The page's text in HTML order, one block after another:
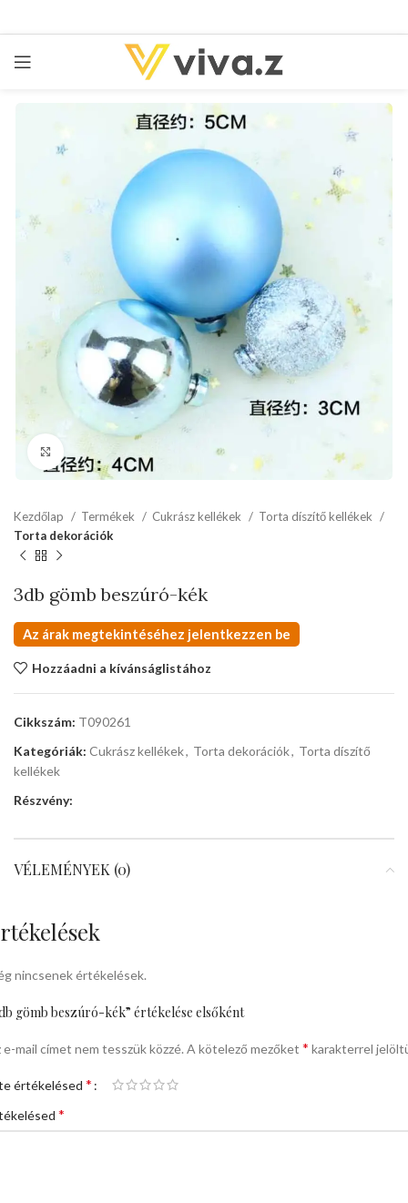
Kezdőlap Termékek Cukrász kellékek
Torta díszítő kellékek
Torta dekorációk
3db gömb beszúró-kék
Az árak megtekintéséhez jelentkezzen be
Hozzáadni a kívánságlistához
Cikkszám: T090261
Kategóriák: Cukrász kellékek, Torta dekorációk, Torta díszítő
kellékek
Részvény:
VÉLEMÉNYEK (0)
nincsenek értékelések.
gömb beszúró-kék” értékelése elsőként
e-mail címet nem tesszük közzé. A kötelező mezőket * karakterrel
értékelésed *
*